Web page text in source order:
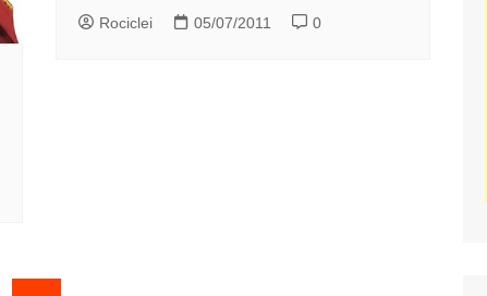
Rociclei 05/07/2011 0